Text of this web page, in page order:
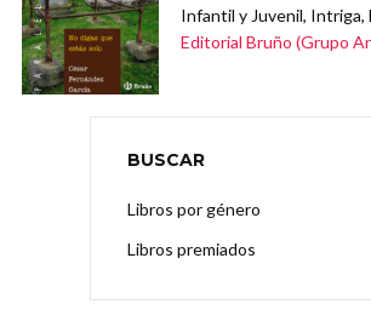
Infantil y Juvenil, Intriga,
Editorial Bruño (Grupo
BUSCAR
Libros por género
Libros premiados